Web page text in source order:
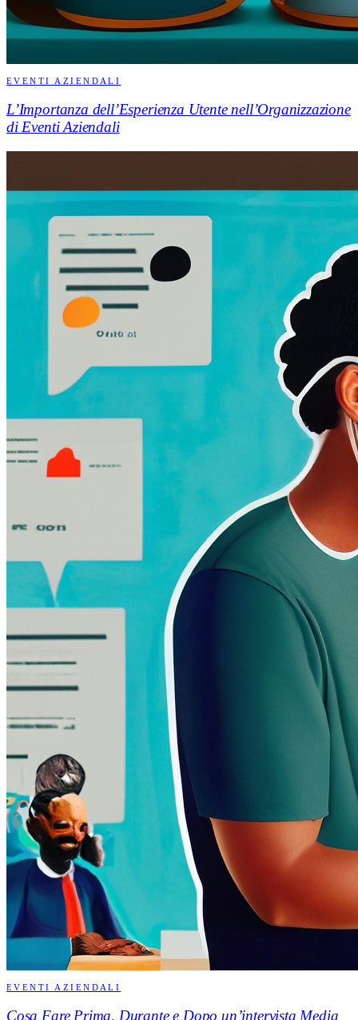
EVENTI AZIENDALI
L’Importanza dell’Esperienza Utente nell’Organizzazione
di Eventi Aziendali
EVENTI AZIENDALI
Cosa Fare Prima, Durante e Dopo un’intervista Media